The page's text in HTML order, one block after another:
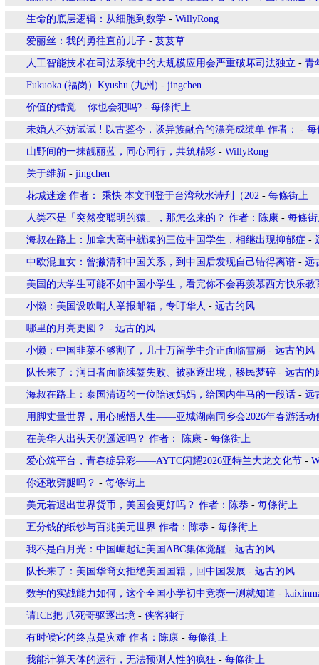
生命的底层逻辑：从细胞到数学 - WillyRong
爱丽丝：我的勇往直前儿子 - 芨芨草
人工智能技术在司法系统中的大规模应用会严重破坏司法独立 - 青
Fukuoka (福岗）Kyushu (九州) - jingchen
价值的错觉....你也会犯吗? - 每條街上
未婚人不妨试试 ! 以古鉴今，谈异族融合的漂亮成绩单 作者： - 每
山野间的一抹靓丽蓝，同心同行，共筑精彩 - WillyRong
关于维新 - jingchen
花城迷途 作者： 乘快 本文刊登于台湾秋水诗刋（202 - 每條街上
人类不是「突然变聪明的猿」，那怎么来的？ 作者：陈康 - 每條
海叔在路上：加拿大高中就读的三位中国学生，相继出现抑郁症 -
中欧混血女：曾撇清和中国关系，到中国后发现自己错得离谱 - 远
美国的大学生可能不如中国小学生，看完你不会再羡慕西方快乐教
小懒：美国设吹哨人举报邮箱，专盯华人 - 远古的风
哪里的月亮更圆？ - 远古的风
小懒：中国韭菜不够割了，几十万留学中介正面临雪崩 - 远古的风
队长来了：润日者面临续签失败、被驱逐出境，移民梦碎 - 远古的
海叔在路上：泰国清迈的一位陪读妈妈，给国内牛马的一段话 - 远
用脚丈量世界，用心感悟人生——亚城湖南同乡会2026年春游活动
在美华人出头天仍遥远吗？ 作者： 陈康 - 每條街上
爱心筑平台，青春绽异彩——AYTC闪耀2026亚特兰大龙文化节 -
你还敢劈腿吗？ - 每條街上
美元若退出世界货币，美国会更好吗？ 作者：陈恭 - 每條街上
五分钱的纸钞与百兆美元世界 作者：陈恭 - 每條街上
我不是白月光：中国崛起让美国ABC集体觉醒 - 远古的风
队长来了：美国华裔女拒绝美国国籍，回中国发展 - 远古的风
数学的实战能力如何，这个全国小学初中竞赛一测就知道 -
请ICE把 爪死哥驱逐出境 - 侠客独行
有时候它的终点是灾难 作者：陈康 - 每條街上
我能计算天体的运行，无法预测人性的疯狂 - 每條街上